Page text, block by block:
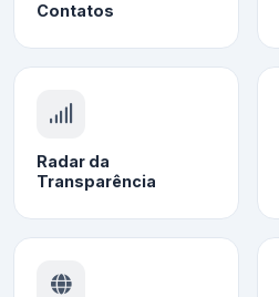
Contatos
Radar da
Transparência